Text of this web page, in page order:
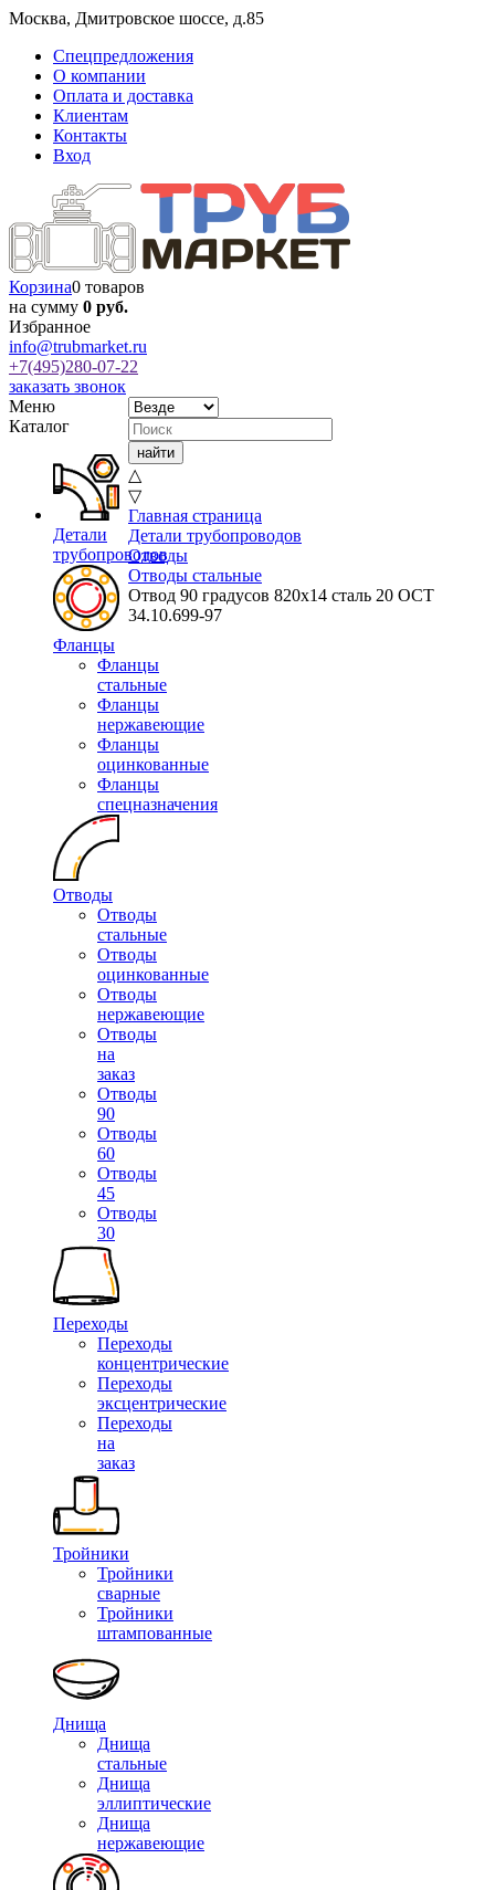
Москва, Дмитровское шоссе, д.85
Спецпредложения
О компании
Оплата и доставка
Клиентам
Контакты
Вход
Корзина0 товаров
на сумму 0 руб.
Избранное
info@trubmarket.ru
+7(495)280-07-22
заказать звонок
Меню
Каталог
Детали
трубопроводов
Фланцы
Фланцы
стальные
Фланцы
нержавеющие
Фланцы
оцинкованные
Фланцы
спецназначения
Отводы
Отводы
стальные
Отводы
оцинкованные
Отводы
нержавеющие
Отводы
на
заказ
Отводы
90
Отводы
60
Отводы
45
Отводы
30
Переходы
Переходы
концентрические
Переходы
эксцентрические
Переходы
на
заказ
Тройники
Тройники
сварные
Тройники
штампованные
Днища
Днища
стальные
Днища
эллиптические
Днища
нержавеющие
△
▽
Главная страница
Детали трубопроводов
Отводы
Отводы стальные
Отвод 90 градусов 820х14 сталь 20 ОСТ
34.10.699-97